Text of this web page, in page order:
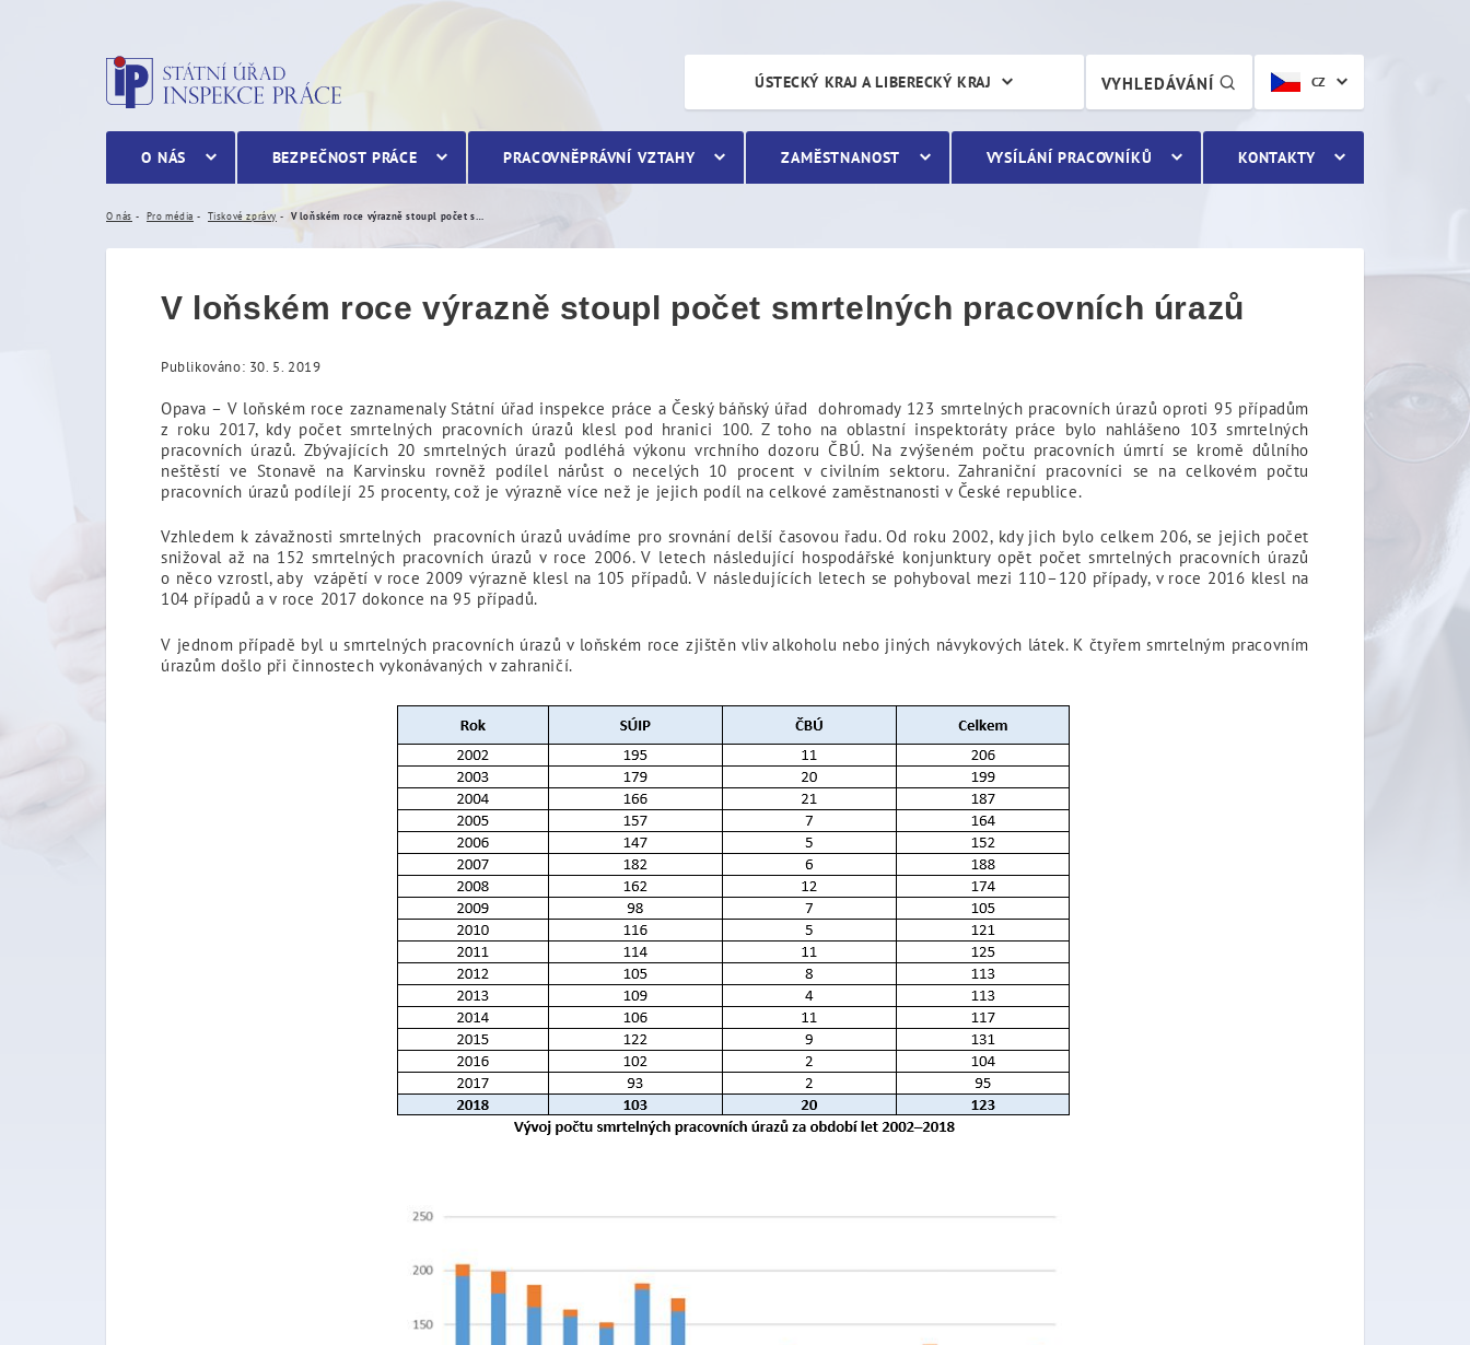
V loňském roce výrazně stoupl počet smrtelných pracovních úrazů
CZ
VYHLEDÁVÁNÍ
ÚSTECKÝ KRAJ A LIBERECKÝ KRAJ
O NÁS BEZPEČNOST PRÁCE PRACOVNĚPRÁVNÍ VZTAHY ZAMĚSTNANOST VYSÍLÁNÍ PRACOVNÍKŮ KONTAKTY
O nás Pro média Tiskové zprávy
V loňském roce výrazně stoupl počet smrtelných pracovních úrazů
Publikováno: 30. 5. 2019
Opava – V loňském roce zaznamenaly Státní úřad inspekce práce a Český báňský úřad dohromady 123 smrtelných pracovních úrazů oproti 95 případům
z roku 2017, kdy počet smrtelných pracovních úrazů klesl pod hranici 100. Z toho na oblastní inspektoráty práce bylo nahlášeno 103 smrtelných
pracovních úrazů. Zbývajících 20 smrtelných úrazů podléhá výkonu vrchního dozoru ČBÚ. Na zvýšeném počtu pracovních úmrtí se kromě důlního
neštěstí ve Stonavě na Karvinsku rovněž podílel nárůst o necelých 10 procent v civilním sektoru. Zahraniční pracovníci se na celkovém počtu
pracovních úrazů podílejí 25 procenty, což je výrazně více než je jejich podíl na celkové zaměstnanosti v České republice.
Vzhledem k závažnosti smrtelných pracovních úrazů uvádíme pro srovnání delší časovou řadu. Od roku 2002, kdy jich bylo celkem 206, se jejich počet
snižoval až na 152 smrtelných pracovních úrazů v roce 2006. V letech následující hospodářské konjunktury opět počet smrtelných pracovních úrazů
o něco vzrostl, aby vzápětí v roce 2009 výrazně klesl na 105 případů. V následujících letech se pohyboval mezi 110–120 případy, v roce 2016 klesl na
104 případů a v roce 2017 dokonce na 95 případů.
V jednom případě byl u smrtelných pracovních úrazů v loňském roce zjištěn vliv alkoholu nebo jiných návykových látek. K čtyřem smrtelným pracovním
úrazům došlo při činnostech vykonávaných v zahraničí.